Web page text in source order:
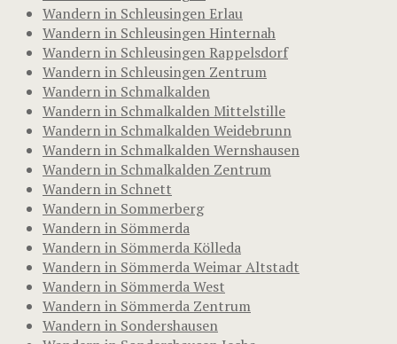
Wandern in Schleusingen Erlau
Wandern in Schleusingen Hinternah
Wandern in Schleusingen Rappelsdorf
Wandern in Schleusingen Zentrum
Wandern in Schmalkalden
Wandern in Schmalkalden Mittelstille
Wandern in Schmalkalden Weidebrunn
Wandern in Schmalkalden Wernshausen
Wandern in Schmalkalden Zentrum
Wandern in Schnett
Wandern in Sommerberg
Wandern in Sömmerda
Wandern in Sömmerda Kölleda
Wandern in Sömmerda Weimar Altstadt
Wandern in Sömmerda West
Wandern in Sömmerda Zentrum
Wandern in Sondershausen